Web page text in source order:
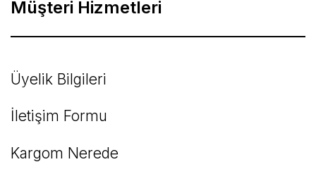
Müşteri Hizmetleri
Üyelik Bilgileri
İletişim Formu
Kargom Nerede